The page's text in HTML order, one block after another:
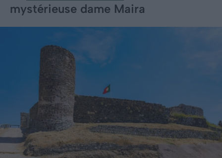
mystérieuse dame Maira